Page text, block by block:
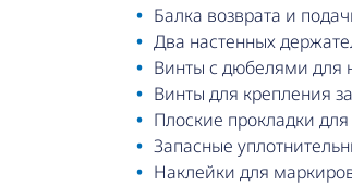
Балка возврата и
Два настенных
Винты с дюбелями для
Винты для крепления
Плоские прокладки
Запасные
Наклейки для